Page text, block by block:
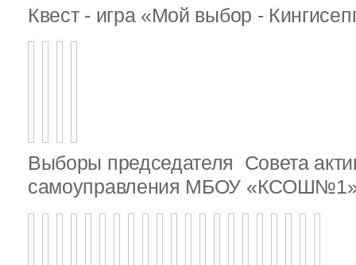
Квест - игра «Мой выбор -
Выборы председателя Совета
самоуправления МБОУ